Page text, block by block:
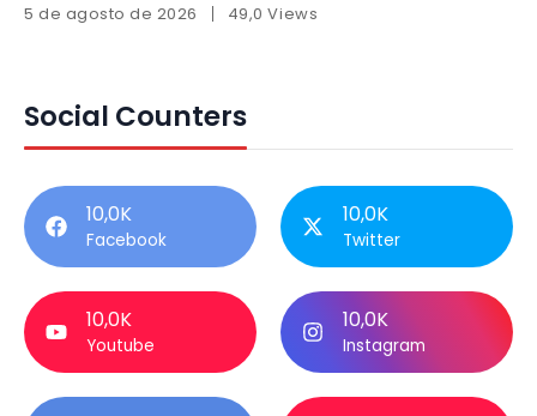
5 de agosto de 2026 49,0 Views
Social Counters
10,0K
Facebook
10,0K
Twitter
10,0K
Youtube
10,0K
Instagram